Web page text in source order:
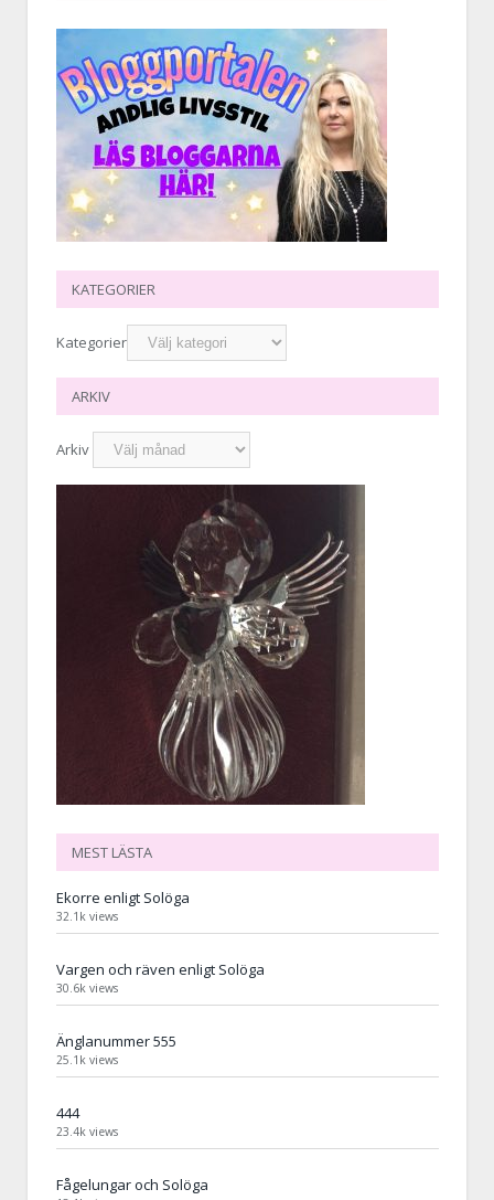
KATEGORIER
Kategorier
ARKIV
Arkiv
MEST LÄSTA
Ekorre enligt Solöga
32.1k views
Vargen och räven enligt Solöga
30.6k views
Änglanummer 555
25.1k views
444
23.4k views
Fågelungar och Solöga